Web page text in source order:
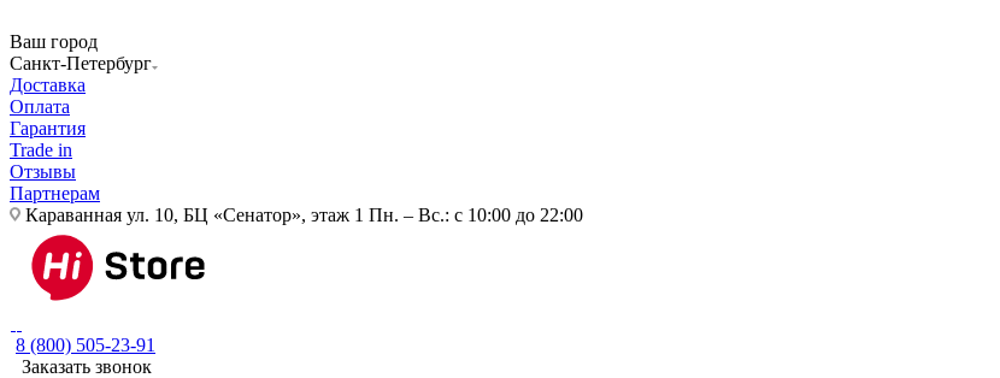
Ваш город
Санкт-Петербург
Доставка
Оплата
Гарантия
Trade in
Отзывы
Партнерам
Караванная ул. 10, БЦ «Сенатор», этаж 1 Пн. – Вс.: с 10:00 до 22:00
8 (800) 505-23-91
Заказать звонок